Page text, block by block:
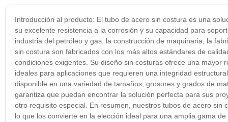
Introducción al producto: El tubo de acero sin costura es una
su excelente resistencia a la corrosión y su capacidad para
industria del petróleo y gas, la construcción de maquinaria, la
sin costura son fabricados con los más altos estándares de
condiciones exigentes. Su diseño sin costuras ofrece una
ideales para aplicaciones que requieren una integridad
disponible en una variedad de tamaños, grosores y grados de
garantiza que puedan encontrar la solución perfecta para sus
otro requisito especial. En resumen, nuestros tubos de acero
lo que los convierte en la elección ideal para una amplia gama